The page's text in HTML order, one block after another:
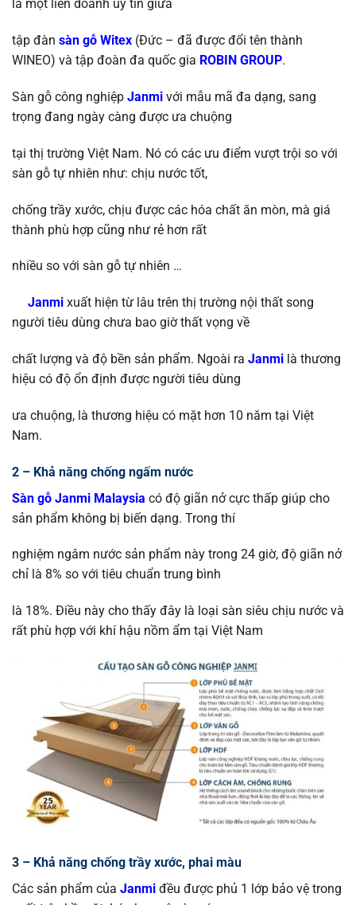
là một liên doanh uy tín giữa
tập đàn sàn gỗ Witex (Đức – đã được đổi tên thành
WINEO) và tập đoàn đa quốc gia ROBIN GROUP.
Sàn gỗ công nghiệp Janmi với mẫu mã đa dạng, sang
trọng đang ngày càng được ưa chuộng
tại thị trường Việt Nam. Nó có các ưu điểm vượt trội so với
sàn gỗ tự nhiên như: chịu nước tốt,
chống trầy xước, chịu được các hóa chất ăn mòn, mà giá
thành phù hợp cũng như rẻ hơn rất
nhiều so với sàn gỗ tự nhiên …
Janmi xuất hiện từ lâu trên thị trường nội thất song
người tiêu dùng chưa bao giờ thất vọng về
chất lượng và độ bền sản phẩm. Ngoài ra Janmi là thương
hiệu có độ ổn định được người tiêu dùng
ưa chuộng, là thương hiệu có mặt hơn 10 năm tại Việt
Nam.
2 – Khả năng chống ngấm nước
Sàn gỗ Janmi Malaysia có độ giãn nở cực thấp giúp cho
sản phẩm không bị biến dạng. Trong thí
nghiệm ngâm nước sản phẩm này trong 24 giờ, độ giãn nở
chỉ là 8% so với tiêu chuẩn trung bình
là 18%. Điều này cho thấy đây là loại sàn siêu chịu nước và
rất phù hợp với khí hậu nồm ẩm tại Việt Nam
3 – Khả năng chống trầy xước, phai màu
Các sản phẩm của Janmi đều được phủ 1 lớp bảo vệ trong